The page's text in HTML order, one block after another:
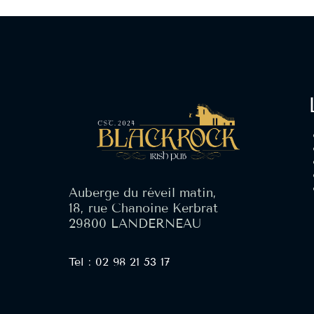
Auberge du réveil matin,
18, rue Chanoine Kerbrat
29800 LANDERNEAU
Tel : 02 98 21 53 17